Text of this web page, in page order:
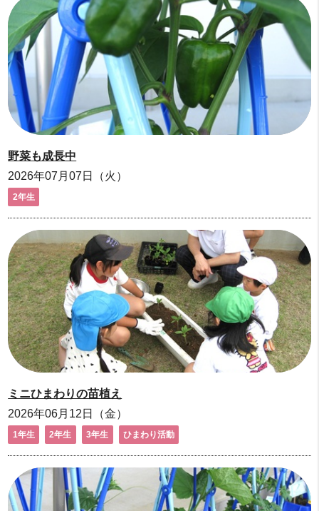
野菜も成長中
2026年07月07日（火）
2年生
ミニひまわりの苗植え
2026年06月12日（金）
1年生 2年生 3年生 ひまわり活動